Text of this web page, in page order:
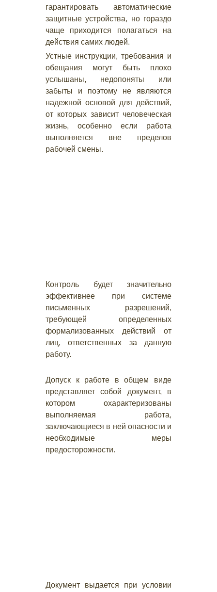
гарантировать автоматические
защитные устройства, но гораздо
чаще приходится полагаться на
действия самих людей.
Устные инструкции, требования и
обещания могут быть плохо
услышаны, недопоняты или
забыты и поэтому не являются
надежной основой для действий,
от которых зависит человеческая
жизнь, особенно если работа
выполняется вне пределов
рабочей смены.
Контроль будет значительно
эффективнее при системе
письменных разрешений,
требующей определенных
формализованных действий от
лиц, ответственных за данную
работу.
Допуск к работе в общем виде
представляет собой документ, в
котором охарактеризованы
выполняемая работа,
заключающиеся в ней опасности и
необходимые меры
предосторожности.
Документ выдается при условии